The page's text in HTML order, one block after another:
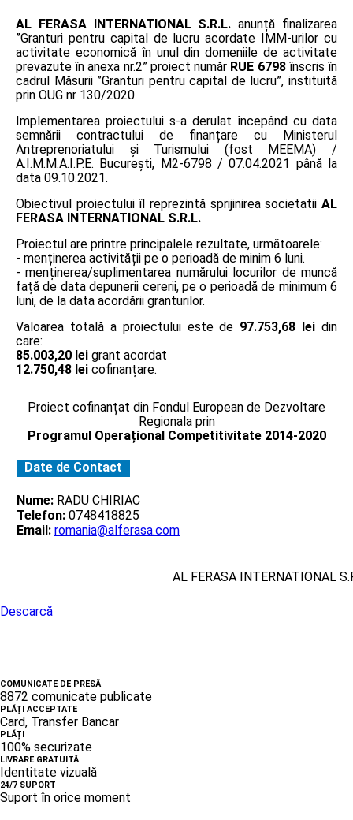
AL FERASA INTERNATIONAL S.R.L. anunță finalizarea
”Granturi pentru capital de lucru acordate IMM-urilor cu
activitate economică în unul din domeniile de activitate
prevazute în anexa nr.2” proiect număr RUE 6798înscris în
cadrul Măsurii ”Granturi pentru capital de lucru”, instituită
prin OUG nr 130/2020.
Implementarea proiectului s-a derulat începând cu data
semnării contractului de finanțare cu Ministerul
Antreprenoriatului și Turismului (fost MEEMA) /
A.I.M.M.A.I.P.E. București, M2-6798 / 07.04.2021 până la
data 09.10.2021.
Obiectivul proiectului îl reprezintă sprijinirea societatii AL
FERASA INTERNATIONAL S.R.L.
Proiectul are printre principalele rezultate, următoarele:
- menținerea activității pe o perioadă de minim 6 luni.
- menținerea/suplimentarea numărului locurilor de muncă
față de data depunerii cererii, pe o perioadă de minimum 6
luni, de la data acordării granturilor.
Valoarea totală a proiectului este de 97.753,68 lei din
care:
85.003,20 lei grant acordat
12.750,48 lei cofinanțare.
Proiect cofinanțat din Fondul European de Dezvoltare
Regionala prin
Programul Operațional Competitivitate 2014-2020
Date de Contact
Nume: RADU CHIRIAC
Telefon: 0748418825
Email: romania@alferasa.com
AL FERASA INTERNATIONAL
Descarcă
COMUNICATE DE PRESĂ
8872 comunicate publicate
PLĂȚI ACCEPTATE
Card, Transfer Bancar
PLĂȚI
100% securizate
LIVRARE GRATUITĂ
Identitate vizuală
24/7 SUPORT
Suport în orice moment